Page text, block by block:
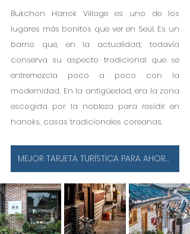
Bukchon Hanok Village es uno de los
lugares más bonitos que ver en Seúl. Es un
barrio que, en la actualidad, todavía
conserva su aspecto tradicional que se
entremezcla poco a poco con la
modernidad. En la antigüedad, era la zona
escogida por la nobleza para residir en
hanoks, casas tradicionales coreanas.
MEJOR TARJETA TURÍSTICA PARA AHORRAR DINERO EN SEÚL